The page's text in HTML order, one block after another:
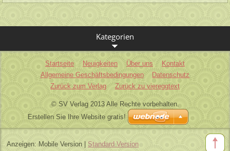
Kategorien
Startseite Neuigkeiten Über uns
Kontakt
Allgemeine Geschäftsbedingungen
Datenschutz
Zurück zum Verlag
Zurück zu viereggtext
© SV Verlag 2013 Alle Rechte vorbehalten.
Erstellen Sie Ihre Website gratis!
Anzeigen: Mobile Version| Standard Version